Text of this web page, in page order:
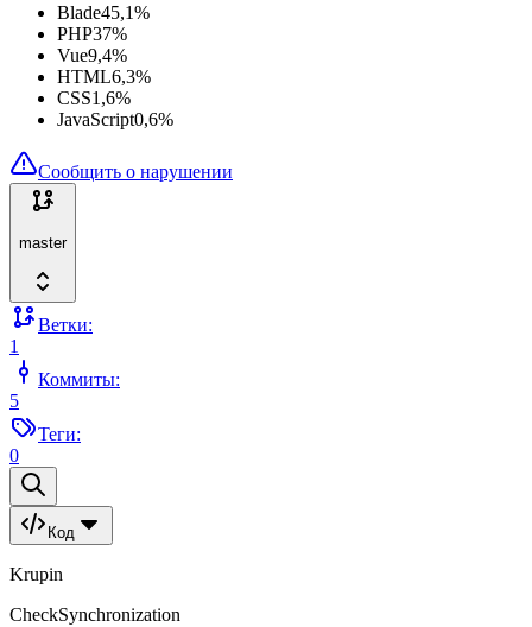
Blade45,1%
PHP37%
Vue9,4%
HTML6,3%
CSS1,6%
JavaScript0,6%
Сообщить о нарушении
master
Ветки:
1
Коммиты:
5
Теги:
0
Код
Krupin
CheckSynchronization